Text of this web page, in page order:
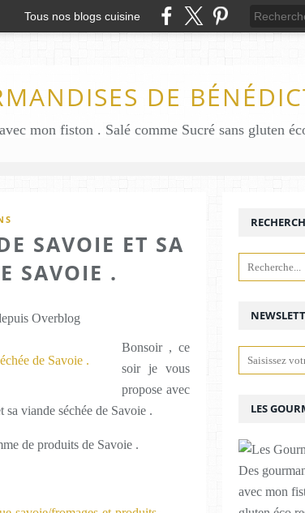
Tous nos blogs cuisine
DE
SAVOIE ET SA
SAVOIE .
Overblog
Bonsoir , ce
soir je vous
propose avec
viande séchée de Savoie .
de produits de Savoie .
LES
Des
avec mon